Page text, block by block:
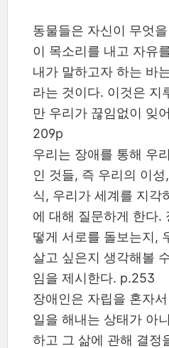
동물들은 자신이 무엇
이 목소리를 내고 자유
내가 말하고자 하는 바
라는 것이다. 이것은 지
만 우리가 끊임없이 잊
209p
우리는 장애를 통해 우
인 것들, 즉 우리의 이
식, 우리가 세계를 지각
에 대해 질문하게 한다.
떻게 서로를 돌보는지,
살고 싶은지 생각해볼
임을 제시한다. p.253
장애인은 자립을 혼자
일을 해내는 상태가 아
하고 그 삶에 관해 결정